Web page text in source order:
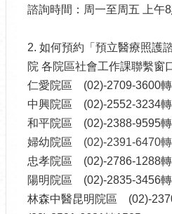
諮詢時間：周一至周五 上午
2. 如何預約「預立醫療照護
院 各院區社會工作課聯繫窗
仁愛院區 (02)-2709-3600
中興院區 (02)-2552-3234
和平院區 (02)-2388-9595
婦幼院區 (02)-2391-6470
忠孝院區 (02)-2786-1288
陽明院區 (02)-2835-3456
林森中醫昆明院區 (02)-